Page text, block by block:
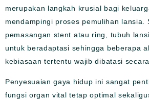
merupakan langkah krusial bagi
mendampingi proses pemulihan lansia.
pemasangan stent atau ring, tubuh
untuk beradaptasi sehingga beberapa
kebiasaan tertentu wajib dibatasi
Penyesuaian gaya hidup ini sangat
fungsi organ vital tetap optimal